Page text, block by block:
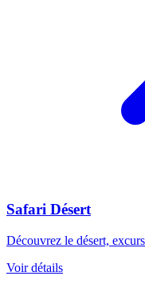
Safari Désert
Découvrez le désert,
Voir détails